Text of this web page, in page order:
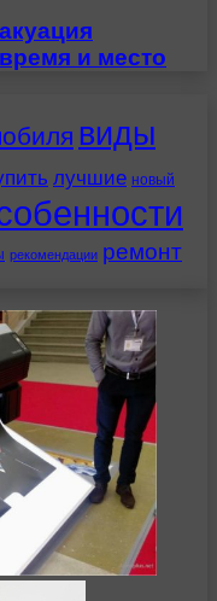
и место
виды
лучшие новый
рекомендации ремонт